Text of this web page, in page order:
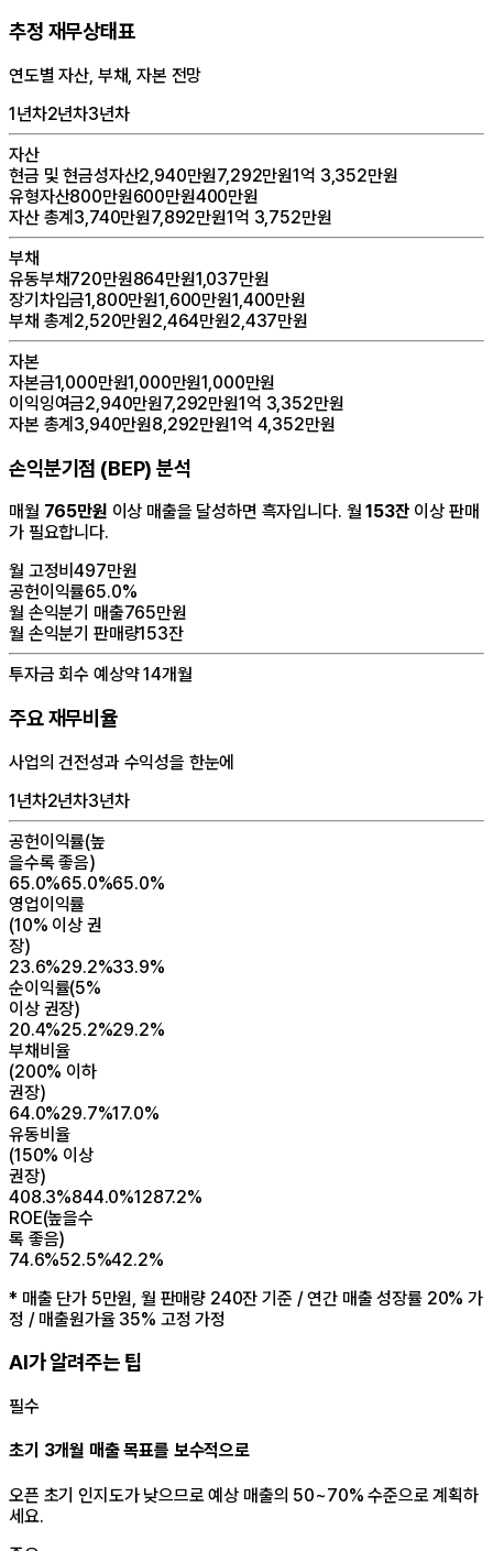
추정 재무상태표
연도별 자산, 부채, 자본 전망
1년차2년차3년차
자산
현금 및 현금성자산2,940만원7,292만원1억 3,352만원
유형자산800만원600만원400만원
자산 총계 3,740만원7,892만원1억 3,752만원
부채
유동부채720만원864만원1,037만원
장기차입금1,800만원1,600만원1,400만원
부채 총계 2,520만원2,464만원2,437만원
자본
자본금1,000만원1,000만원1,000만원
이익잉여금2,940만원7,292만원1억 3,352만원
자본 총계 3,940만원8,292만원1억 4,352만원
손익분기점 (BEP) 분석
매월 765만원 이상 매출을 달성하면 흑자입니다. 월153잔 이상 판매
가 필요합니다.
월 고정비497만원
공헌이익률65.0%
월 손익분기 매출765만원
월 손익분기 판매량153잔
투자금 회수 예상약 14개월
주요 재무비율
사업의 건전성과 수익성을 한눈에
1년차2년차3년차
공헌이익률(높
을수록 좋음)
65.0%65.0%65.0%
영업이익률
(10% 이상 권
장)
23.6%29.2%33.9%
순이익률(5%
이상 권장)
20.4%25.2%29.2%
부채비율
(200% 이하
권장)
64.0%29.7%17.0%
유동비율
(150% 이상
권장)
408.3%844.0%1287.2%
ROE(높을수
록 좋음)
74.6%52.5%42.2%
* 매출 단가 5만원, 월 판매량 240잔 기준 / 연간 매출 성장률 20% 가
정 / 매출원가율 35% 고정 가정
AI가 알려주는 팁
필수
초기 3개월 매출 목표를 보수적으로
오픈 초기 인지도가 낮으므로 예상 매출의 50~70% 수준으로 계획하
세요.